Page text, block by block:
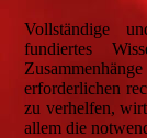
Vollständige
fundiertes
erforderlichen
zu verhelfen,
allem die